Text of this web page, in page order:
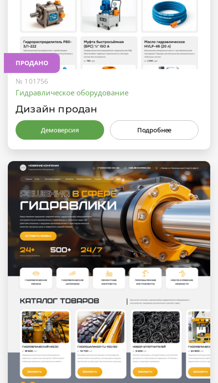
ПРОДАНО
№ 101756
Гидравлическое оборудование
Дизайн продан
Демоверсия Подробнее